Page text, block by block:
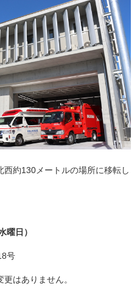
約130メートルの場所に移転し
曜日）
号
はありません。